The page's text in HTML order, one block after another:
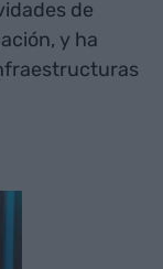
de
y ha